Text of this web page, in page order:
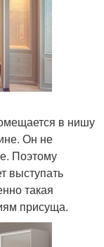
в нишу
Он не
Поэтому
выступать
такая
присуща.